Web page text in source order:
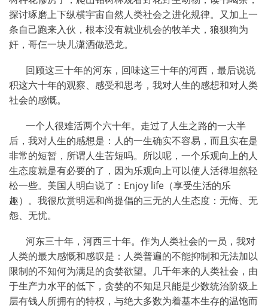
探讨琢磨上下纵横宇宙自然人类社会之进化规律。又加上一
条自己跑来入伙，根本没有就业机会的牧羊犬，狼狈狗为
奸，哥仨一块儿潇洒做恐龙。
回顾这三十年的河东，回味这三十年的河西，最后说说
积这六十年的观察、感受和思考，我对人生的感想和对人类
社会的感慨。
一个人很难活两个六十年。走过了人生之路的一大半
后，我对人生的感想是：人的一生确实不容易，而且实在是
非常的短暂，所谓人生苦短吗。所以呢，一个乐观向上的人
生态度就是有必要的了，因为乐观向上可以使人活得坦然轻
松一些。美国人明白说了： Enjoy life （享受生活的乐
趣）。我很欣赏明远和尚提倡的三无的人生态度：无悔、无
怨、无忧。
河东三十年，河西三十年。作为人类社会的一员，我对
人类的最大感慨和感叹是：人类普遍的不能抑制和无法加以
限制的不知何为满足的贪婪欲望。几千年来的人类社会，由
于生产力水平的低下，贪婪的不知足只能是少数统治阶级上
层有钱人所拥有的特权，与绝大多数为着基本生存的温饱而